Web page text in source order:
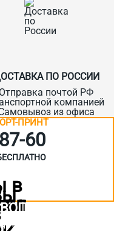
ПО РОССИИ
Отправка почтой РФ
компанией
из офиса
ПРИНТ
60
быстро свяжемся с вами